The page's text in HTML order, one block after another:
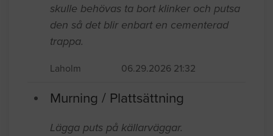
skulle behövas ta bort klinker och putsa
den så det blir enbart en cementerad
trappa.
Laholm 06.29.2026 21:32
Murning / Plattsättning
Lägga puts på källarväggar.